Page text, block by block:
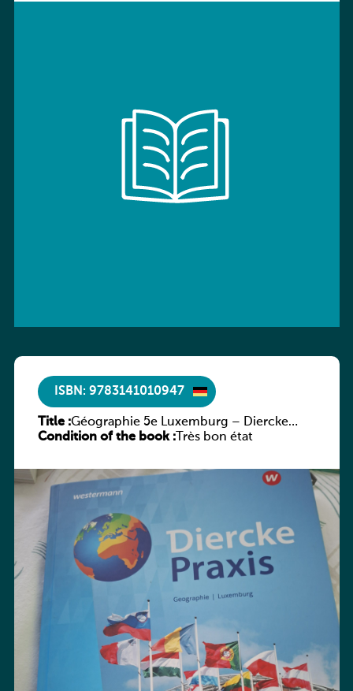
ISBN: 9783141010947
Title :Géographie 5e Luxemburg – Diercke
Praxis
Condition of the book :Très bon état